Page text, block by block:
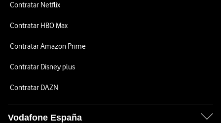
Contratar Netflix
Contratar HBO Max
Contratar Amazon Prime
Contratar Disney plus
Contratar DAZN
Vodafone España